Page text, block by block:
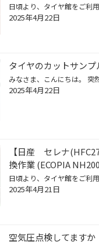
2025年4月22日
タイヤのカットサンプ
2025年4月22日
【日産 セレナ
換作業 (ECOPIA
2025年4月21日
空気圧点検してますか